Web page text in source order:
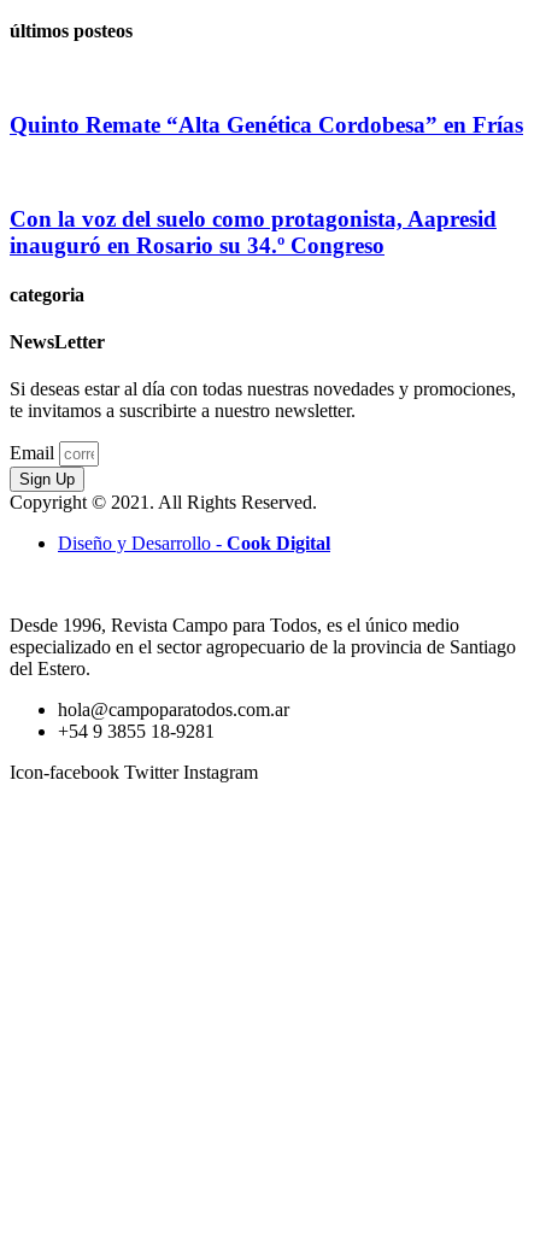
últimos posteos
Quinto Remate “Alta Genética Cordobesa” en Frías
Con la voz del suelo como protagonista, Aapresid
inauguró en Rosario su 34.º Congreso
categoria
NewsLetter
Si deseas estar al día con todas nuestras novedades y promociones,
te invitamos a suscribirte a nuestro newsletter.
Email
Sign Up
Copyright © 2021. All Rights Reserved.
Diseño y Desarrollo - Cook Digital
Desde 1996, Revista Campo para Todos, es el único medio
especializado en el sector agropecuario de la provincia de Santiago
del Estero.
hola@campoparatodos.com.ar
+54 9 3855 18-9281
Icon-facebook Twitter Instagram